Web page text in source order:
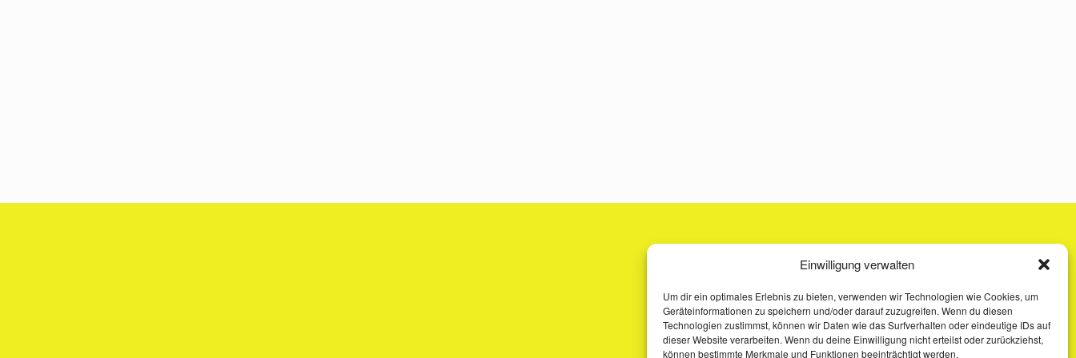
Einwilligung verwalten
Um dir ein optimales Erlebnis zu bieten, verwenden wir Technologien wie Cookies, um
Geräteinformationen zu speichern und/oder darauf zuzugreifen. Wenn du diesen
Technologien zustimmst, können wir Daten wie das Surfverhalten oder eindeutige IDs auf
dieser Website verarbeiten. Wenn du deine Einwilligung nicht erteilst oder zurückziehst,
können bestimmte Merkmale und Funktionen beeinträchtigt werden.